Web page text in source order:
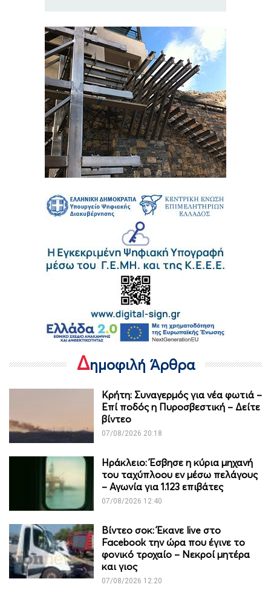
Δημοφιλή Άρθρα
Κρήτη: Συναγερμός για νέα φωτιά –
Επί ποδός η Πυροσβεστική – Δείτε
βίντεο
07/08/2026 20:18
Ηράκλειο: Έσβησε η κύρια μηχανή
του ταχύπλοου εν μέσω πελάγους
– Αγωνία για 1.123 επιβάτες
07/08/2026 12:40
Βίντεο σοκ: Έκανε live στο
Facebook την ώρα που έγινε το
φονικό τροχαίο – Νεκροί μητέρα
και γιος
07/08/2026 12:20